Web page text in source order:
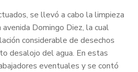
se llevó a cabo la limpieza
Domingo Diez, la cual
considerable de desechos
desalojo del agua. En estas
eventuales y se contó